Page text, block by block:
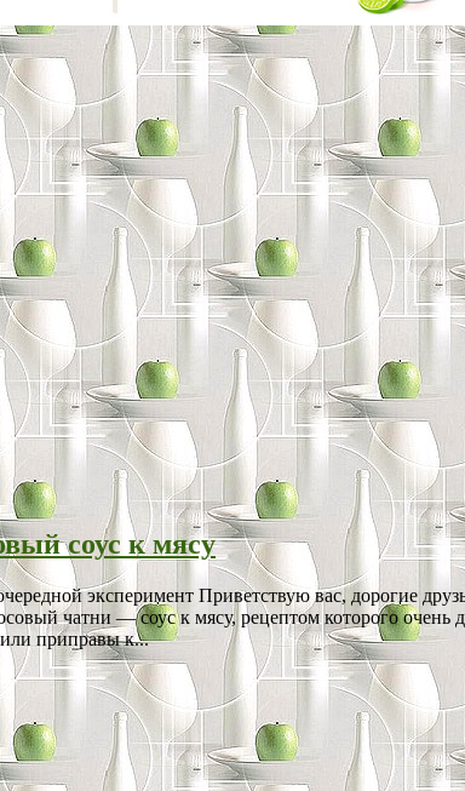
соус к мясу
эксперимент Приветствую вас, дорогие
чатни — соус к мясу, рецептом которого очень
приправы к...